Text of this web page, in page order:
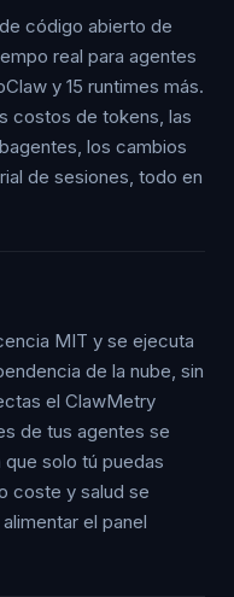
código abierto de
real para agentes
y 15 runtimes más.
costos de tokens, las
los cambios
de sesiones, todo en
MIT y se ejecuta
de la nube, sin
el ClawMetry
de tus agentes se
solo tú puedas
coste y salud se
el panel